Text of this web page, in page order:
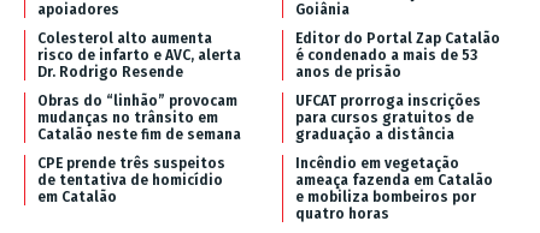
apoiadores
Goiânia
Colesterol alto aumenta
risco de infarto e AVC, alerta
Dr. Rodrigo Resende
Editor do Portal Zap Catalão
é condenado a mais de 53
anos de prisão
Obras do “linhão” provocam
mudanças no trânsito em
Catalão neste fim de semana
UFCAT prorroga inscrições
para cursos gratuitos de
graduação a distância
CPE prende três suspeitos
de tentativa de homicídio
em Catalão
Incêndio em vegetação
ameaça fazenda em Catalão
e mobiliza bombeiros por
quatro horas